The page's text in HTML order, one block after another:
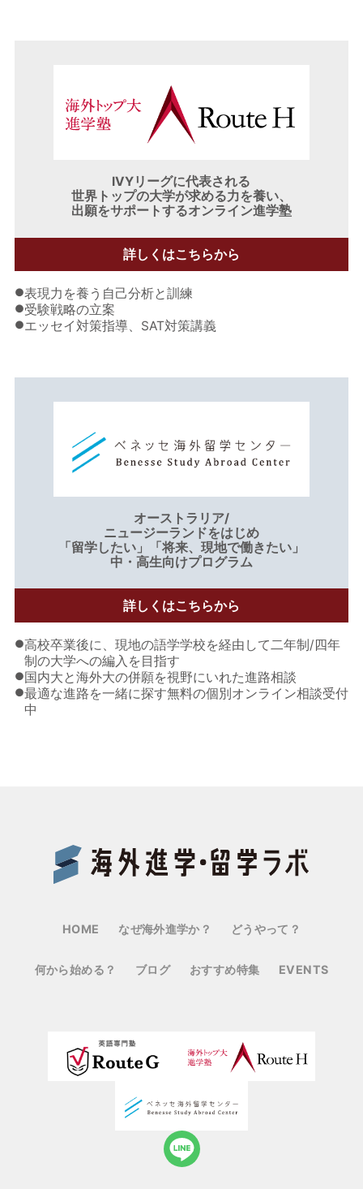
IVYリーグに代表される
世界トップの大学が求める力を養い、
出願をサポートするオンライン進学塾
詳しくはこちらから
●表現力を養う自己分析と訓練
●受験戦略の立案
●エッセイ対策指導、SAT対策講義
オーストラリア/
ニュージーランドをはじめ
「留学したい」「将来、現地で働きたい」
中・高生向けプログラム
詳しくはこちらから
●高校卒業後に、現地の語学学校を経由して二年制/四年
制の大学への編入を目指す
●国内大と海外大の併願を視野にいれた進路相談
●最適な進路を一緒に探す無料の個別オンライン相談受付
中
HOME なぜ海外進学か？ どうやって？
何から始める？ ブログ おすすめ特集 EVENTS